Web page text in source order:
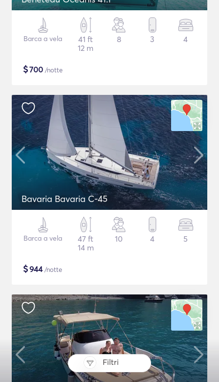
Filtri
Barca a vela
41 ft
12 m
8 3 4
$700 /notte
Bavaria Bavaria C-45
Barca a vela
47 ft
14 m
10 4 5
$944/notte